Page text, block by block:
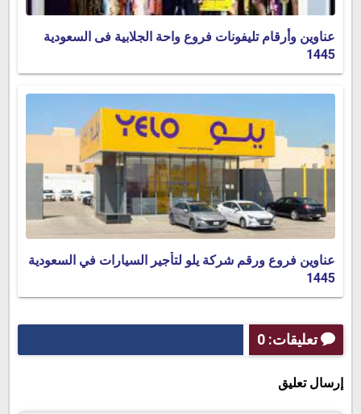
عناوين وأرقام تليفونات فروع واحة الجلابية فى السعودية
1445
عناوين فروع ورقم شركة يلو لتأجير السيارات في السعودية
1445
تعليقات: 0
إرسال تعليق